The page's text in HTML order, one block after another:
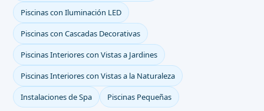
Piscinas con Iluminación LED
Piscinas con Cascadas Decorativas
Piscinas Interiores con Vistas a Jardines
Piscinas Interiores con Vistas a la Naturaleza
Instalaciones de Spa
Piscinas Pequeñas